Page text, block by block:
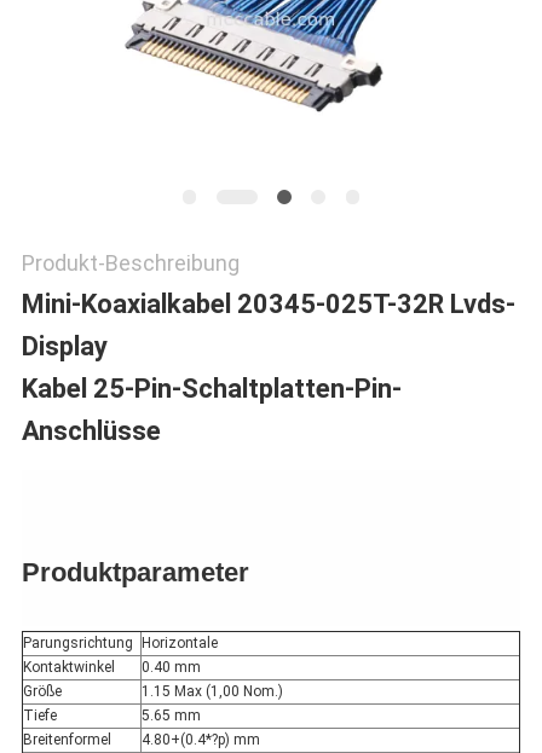
DATENSCHUTZRICHTLINIE
Produkt-Beschreibung
Mini-Koaxialkabel 20345-025T-32R Lvds-
Display
Kabel 25-Pin-Schaltplatten-Pin-
Anschlüsse
Produktparameter
Parungsrichtung
Horizontale
Kontaktwinkel
0.40 mm
Größe
1.15 Max (1,00 Nom.)
Tiefe
5.65 mm
Breitenformel
4.80+(0.4*?p) mm